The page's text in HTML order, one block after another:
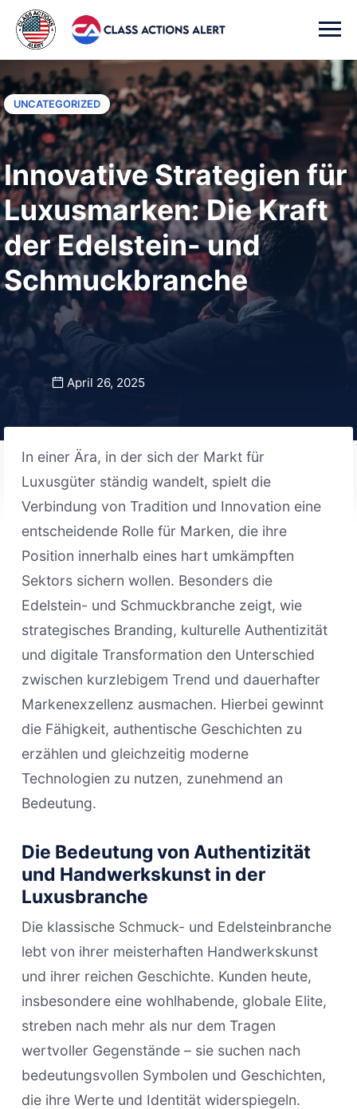
UNCATEGORIZED
Innovative Strategien für
Luxusmarken: Die Kraft
der Edelstein- und
Schmuckbranche
April 26, 2025
In einer Ära, in der sich der Markt für
Luxusgüter ständig wandelt, spielt die
Verbindung von Tradition und Innovation eine
entscheidende Rolle für Marken, die ihre
Position innerhalb eines hart umkämpften
Sektors sichern wollen. Besonders die
Edelstein- und Schmuckbranche zeigt, wie
strategisches Branding, kulturelle Authentizität
und digitale Transformation den Unterschied
zwischen kurzlebigem Trend und dauerhafter
Markenexzellenz ausmachen. Hierbei gewinnt
die Fähigkeit, authentische Geschichten zu
erzählen und gleichzeitig moderne
Technologien zu nutzen, zunehmend an
Bedeutung.
Die Bedeutung von Authentizität
und Handwerkskunst in der
Luxusbranche
Die klassische Schmuck- und Edelsteinbranche
lebt von ihrer meisterhaften Handwerkskunst
und ihrer reichen Geschichte. Kunden heute,
insbesondere eine wohlhabende, globale Elite,
streben nach mehr als nur dem Tragen
wertvoller Gegenstände – sie suchen nach
bedeutungsvollen Symbolen und Geschichten,
die ihre Werte und Identität widerspiegeln.